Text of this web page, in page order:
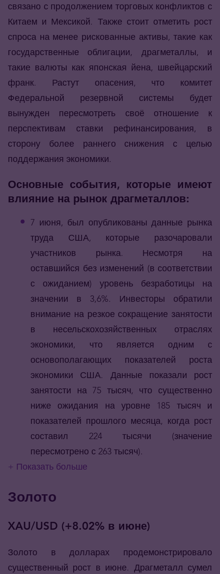
связано с продолжением торговых конфликтов с
Китаем и Мексикой. Также стоит отметить рост
спроса на менее рискованные активы, такие как
государственные облигации, драгметаллы, и
такие валюты как японская йена, швейцарский
франк. Растут опасения, что комитет
Федеральной резервной системы будет
вынужден пересмотреть своё отношение к
перспективам ставки рефинансирования, в
сторону более раннего снижения с целью
поддержания экономики.
Основные события, которые имеют
влияние на рынок драгметаллов:
7 июня, был опубликованы данные рынка
труда США, которые разочаровали
участников рынка. Несмотря на
оставшийся без изменений (в соответствии
с ожиданием) уровень безработицы на
значении в 3,6%. Инвесторы обратили
внимание на резкое сокращение занятости
в несельскохозяйственных отраслях
экономики, что является одним с
основополагающих показателей роста
экономики США. Данные показали рост
занятости на 75 тысяч, что существенно
ниже ожидания на уровне 185 тысяч и
показателей прошлого месяца, когда рост
составил 224 тысячи (значение
пересмотрено с 263 тысяч).
+ Показать больше
Золото
XAU/USD (+8.02% в июне)
Золото в долларах продемонстрировало
существенный рост в июне. Драгметалл сумел